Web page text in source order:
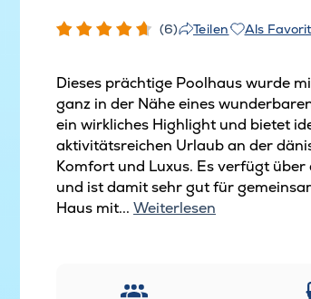
(6) Teilen Als
Dieses prächtige Poolhaus wurde
ganz in der Nähe eines
ein wirkliches Highlight und bietet
aktivitätsreichen Urlaub an der
Komfort und Luxus. Es verfügt
und ist damit sehr gut für
Haus mit... Weiterlesen